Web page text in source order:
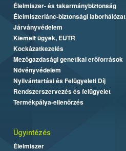
Élelmiszer- és takarmánybiztonság
Élelmiszerlánc-biztonsági laborhálózat
Járványvédelem
Kiemelt ügyek, EUTR
Kockázatkezelés
Mezőgazdasági genetikai erőforrások
Növényvédelem
Nyilvántartási és Felügyeleti Díj
Rendszerszervezés és felügyelet
Termékpálya-ellenőrzés
Ügyintézés
Élelmiszer